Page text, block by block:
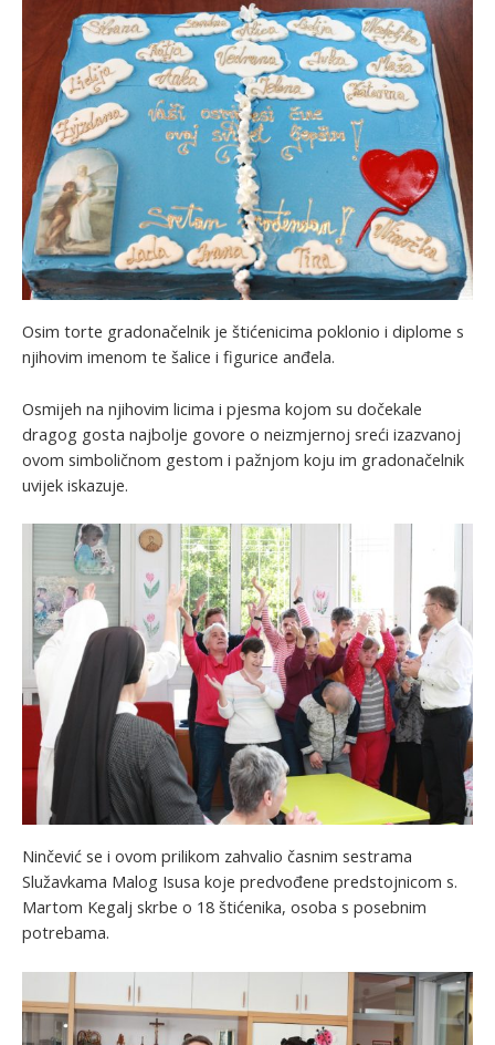
Osim torte gradonačelnik je štićenicima poklonio i diplome s
njihovim imenom te šalice i figurice anđela.
Osmijeh na njihovim licima i pjesma kojom su dočekale
dragog gosta najbolje govore o neizmjernoj sreći izazvanoj
ovom simboličnom gestom i pažnjom koju im gradonačelnik
uvijek iskazuje.
Ninčević se i ovom prilikom zahvalio časnim sestrama
Služavkama Malog Isusa koje predvođene predstojnicom s.
Martom Kegalj skrbe o 18 štićenika, osoba s posebnim
potrebama.